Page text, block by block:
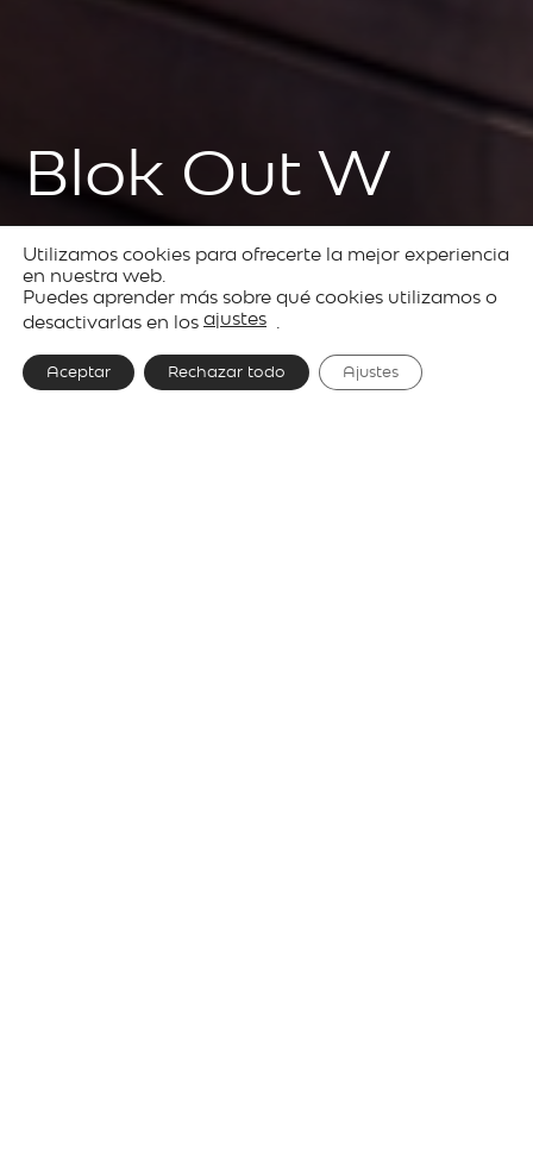
Blok Out W
ProdottiOutdoor
lighting
Blok
Utilizamos cookies para ofrecerte la mejor experiencia
en nuestra web.
Puedes aprender más sobre qué cookies utilizamos o
desactivarlas en los ajustes
Aceptar Rechazar todo Ajustes